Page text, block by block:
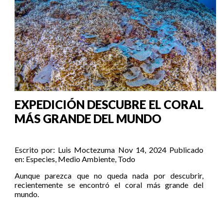
EXPEDICIÓN DESCUBRE EL CORAL
MÁS GRANDE DEL MUNDO
Escrito por: Luis Moctezuma Nov 14, 2024 Publicado
en: Especies, Medio Ambiente, Todo
Aunque parezca que no queda nada por descubrir,
recientemente se encontró el coral más grande del
mundo.